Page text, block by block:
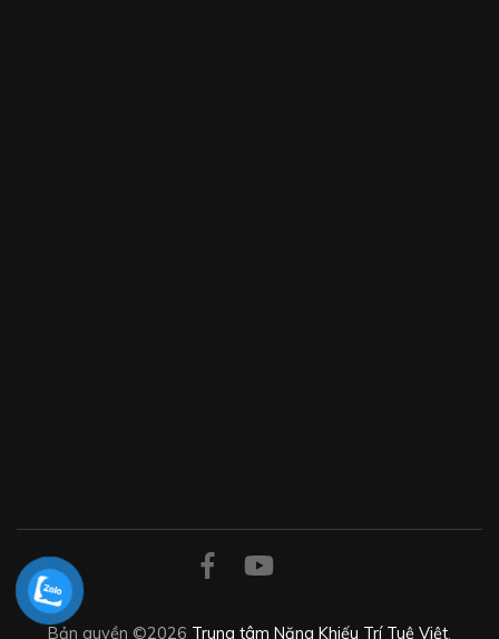
Bản quyền ©2026 Trung tâm Năng Khiếu Trí Tuệ Việt.